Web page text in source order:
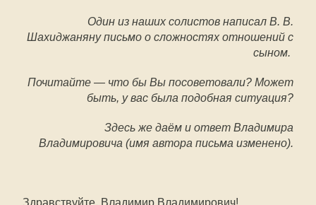
Один из наших солистов написал В. В.
Шахиджаняну письмо о сложностях отношений с
сыном.
Почитайте — что бы Вы посоветовали? Может
быть, у вас была подобная ситуация?
Здесь же даём и ответ Владимира
Владимировича (имя автора письма изменено).
Здравствуйте, Владимир Владимирович!